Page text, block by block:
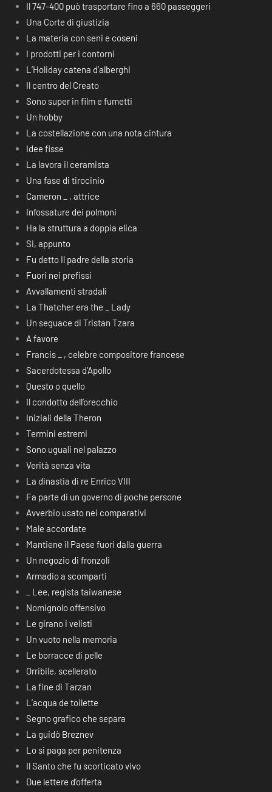
Il 747-400 può trasportare fino a 660 passeggeri
Una Corte di giustizia
La materia con seni e coseni
I prodotti per i contorni
L’Holiday catena d’alberghi
Il centro del Creato
Sono super in film e fumetti
Un hobby
La costellazione con una nota cintura
Idee fisse
La lavora il ceramista
Una fase di tirocinio
Cameron _ , attrice
Infossature dei polmoni
Ha la struttura a doppia elica
Si, appunto
Fu detto Il padre della storia
Fuori nei prefissi
Avvallamenti stradali
La Thatcher era the _ Lady
Un seguace di Tristan Tzara
A favore
Francis _ , celebre compositore francese
Sacerdotessa d’Apollo
Questo o quello
Il condotto dell’orecchio
Iniziali della Theron
Termini estremi
Sono uguali nel palazzo
Verità senza vita
La dinastia di re Enrico VIII
Fa parte di un governo di poche persone
Avverbio usato nei comparativi
Male accordate
Mantiene il Paese fuori dalla guerra
Un negozio di fronzoli
Armadio a scomparti
_ Lee, regista taiwanese
Nomignolo offensivo
Le girano i velisti
Un vuoto nella memoria
Le borracce di pelle
Orribile, scellerato
La fine di Tarzan
L’acqua de toilette
Segno grafico che separa
La guidò Breznev
Lo si paga per penitenza
Il Santo che fu scorticato vivo
Due lettere d’offerta